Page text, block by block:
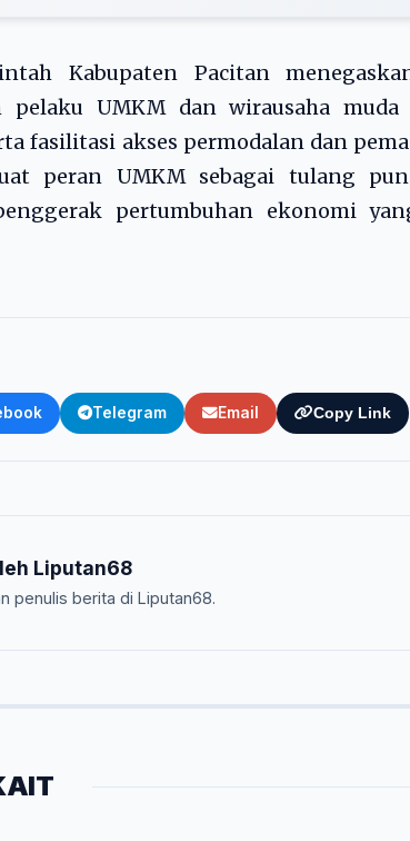
Kabupaten Pacitan
pelaku UMKM dan wirausaha
fasilitasi akses permodalan dan
peran UMKM sebagai tulang
pertumbuhan ekonomi
Telegram Email Copy Link
Liputan68
penulis berita di Liputan68.